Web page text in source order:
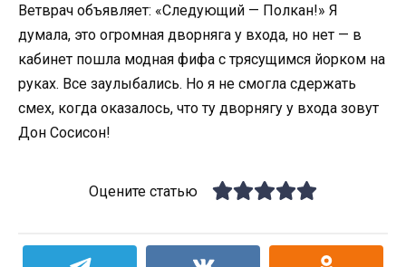
Ветврач объявляет: «Следующий — Полкан!» Я
думала, это огромная дворняга у входа, но нет — в
кабинет пошла модная фифа с трясущимся йорком на
руках. Все заулыбались. Но я не смогла сдержать
смех, когда оказалось, что ту дворнягу у входа зовут
Дон Сосисон!
Оцените статью